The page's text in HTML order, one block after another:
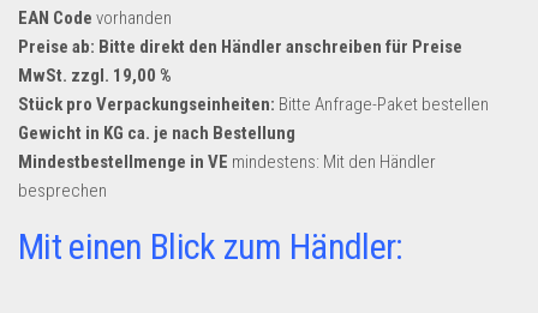
EAN Code vorhanden
Preise ab: Bitte direkt den Händler anschreiben für Preise
MwSt. zzgl. 19,00 %
Stück pro Verpackungseinheiten: Bitte Anfrage-Paket bestellen
Gewicht in KG ca. je nach Bestellung
Mindestbestellmenge in VE mindestens: Mit den Händler
besprechen
Mit einen Blick zum Händler: